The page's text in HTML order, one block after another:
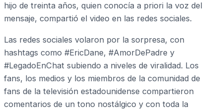
hijo de treinta años, quien conocía a priori la voz del
mensaje, compartió el video en las redes sociales.
Las redes sociales volaron por la sorpresa, con
hashtags como #EricDane, #AmorDePadre y
#LegadoEnChat subiendo a niveles de viralidad. Los
fans, los medios y los miembros de la comunidad de
fans de la televisión estadounidense compartieron
comentarios de un tono nostálgico y con toda la